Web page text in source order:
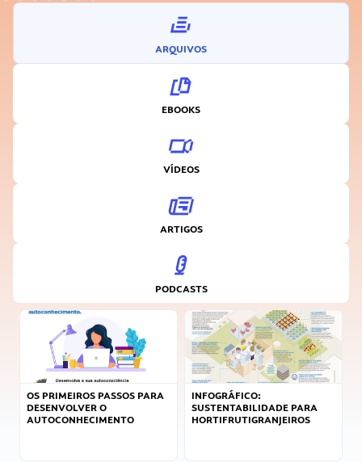
ARQUIVOS
EBOOKS
VÍDEOS
ARTIGOS
PODCASTS
OS PRIMEIROS PASSOS PARA
DESENVOLVER O
AUTOCONHECIMENTO
INFOGRÁFICO:
SUSTENTABILIDADE PARA
HORTIFRUTIGRANJEIROS